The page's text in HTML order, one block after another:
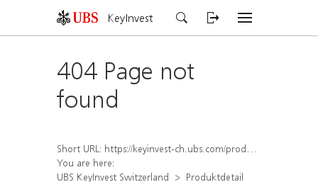
KeyInvest
404 Page not
found
Short URL: https://keyinvest-ch.ubs.com/produkt/detail/index/isin/CH1564522980
You are here:
UBS KeyInvest Switzerland
Produktdetail